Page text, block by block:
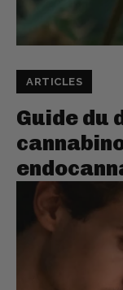
ARTICLES
Guide du